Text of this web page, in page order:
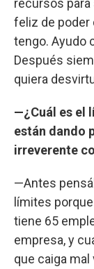
recursos para
feliz de poder
tengo. Ayudo
Después
quiera
—¿Cuál es el
están dando
irreverente
—Antes
límites
tiene 65
empresa, y
que caiga